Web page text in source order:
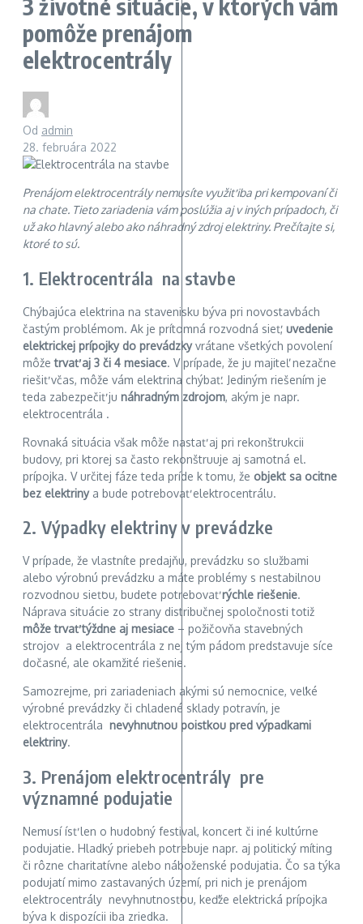
3 životné situácie, v ktorých vám
pomôže prenájom
elektrocentrály
Od admin
28. februára 2022
Prenájom elektrocentrály nemusíte využiť iba pri kempovaní či
na chate. Tieto zariadenia vám poslúžia aj v iných prípadoch, či
už ako hlavný alebo ako náhradný zdroj elektriny. Prečítajte si,
ktoré to sú.
1. Elektrocentrála na stavbe
Chýbajúca elektrina na stavenisku býva pri novostavbách
častým problémom. Ak je prítomná rozvodná sieť, uvedenie
elektrickej prípojky do prevádzkyvrátane všetkých povolení
môžetrvať aj 3 či 4 mesiace. V prípade, že ju majiteľ nezačne
riešiť včas, môže vám elektrina chýbať. Jediným riešením je
teda zabezpečiť ju náhradným zdrojom, akým je napr.
elektrocentrála .
Rovnaká situácia však môže nastať aj pri rekonštrukcii
budovy, pri ktorej sa často rekonštruuje aj samotná el.
prípojka. V určitej fáze teda príde k tomu, že objekt sa ocitne
bez elektrinya bude potrebovať elektrocentrálu.
2. Výpadky elektriny v prevádzke
V prípade, že vlastníte predajňu, prevádzku so službami
alebo výrobnú prevádzku a máte problémy s nestabilnou
rozvodnou sieťou, budete potrebovaťrýchle riešenie.
Náprava situácie zo strany distribučnej spoločnosti totiž
môže trvať týždne aj mesiace – požičovňa stavebných
strojov a elektrocentrála z nej tým pádom predstavuje síce
dočasné, ale okamžité riešenie.
Samozrejme, pri zariadeniach akými sú nemocnice, veľké
výrobné prevádzky či chladené sklady potravín, je
elektrocentrála nevyhnutnou poistkou pred výpadkami
elektriny.
3. Prenájom elektrocentrály pre
významné podujatie
Nemusí ísť len o hudobný festival, koncert či iné kultúrne
podujatie. Hladký priebeh potrebuje napr. aj politický míting
či rôzne charitatívne alebo náboženské podujatia. Čo sa týka
podujatí mimo zastavaných území, pri nich je prenájom
elektrocentrály nevyhnutnosťou, keďže elektrická prípojka
býva k dispozícii iba zriedka.